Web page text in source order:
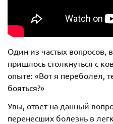
Один из частых вопросов,
пришлось столкнуться с
опыте: «Вот я переболел,
бояться?»
Увы, ответ на данный
перенесших болезнь в